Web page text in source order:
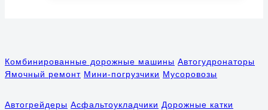
Комбинированные дорожные машины Автогудронаторы
Ямочный ремонт Мини-погрузчики Мусоровозы
Автогрейдеры Асфальтоукладчики Дорожные катки